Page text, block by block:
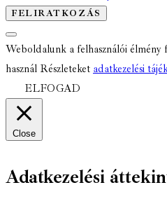
Weboldalunk a felhasználói élmény
használ Részleteket adatkezelési
ELFOGAD
Close
Adatkezelési